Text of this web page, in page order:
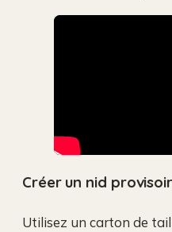
Créer un nid
Utilisez un carton de